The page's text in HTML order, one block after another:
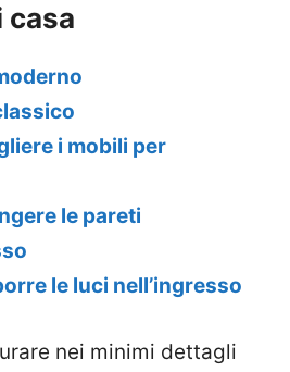
casa
i mobili per
le pareti
le luci nell’ingresso
nei minimi dettagli